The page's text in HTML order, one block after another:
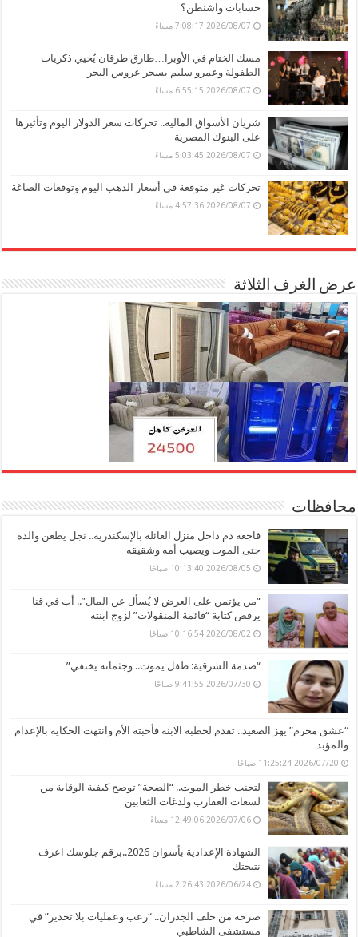
حسابات واشنطن؟
2026/08/07 7:08:17 مساءً
مسك الختام في الأوبرا…طارق طرقان يُحيي ذكريات
الطفولة وعمرو سليم يسحر عروس البحر
2026/08/07 6:55:15 مساءً
شريان الأسواق المالية.. تحركات سعر الدولار اليوم وتأثيرها
على البنوك المصرية
2026/08/07 5:03:45 مساءً
تحركات غير متوقعة في أسعار الذهب اليوم وتوقعات الصاغة
2026/08/07 4:57:36 مساءً
عرض الغرف الثلاثة
محافظات
فاجعة دم داخل منزل العائلة بالإسكندرية.. نجل يطعن والده
حتى الموت ويصيب أمه وشقيقه
2026/08/05 10:13:40 صباحًا
“من يؤتمن على العرض لا يُسأل عن المال”.. أب في قنا
يرفض كتابة “قائمة المنقولات” لزوج ابنته
2026/08/02 10:16:54 صباحًا
“صدمة الشرقية: طفل يموت.. وجثمانه يختفي”
2026/07/30 9:41:55 صباحًا
“عشق محرم” يهز الصعيد.. تقدم لخطبة الابنة فأحبته الأم وانتهت الحكاية بالإعدام
والمؤبد
2026/07/20 11:25:24 صباحًا
لتجنب خطر الموت.. “الصحة” توضح كيفية الوقاية من
لسعات العقارب ولدغات الثعابين
2026/07/06 12:49:06 مساءً
الشهادة الإعدادية بأسوان 2026..برقم جلوسك اعرف
نتيجتك
2026/06/24 2:26:43 مساءً
صرخة من خلف الجدران.. “رعب وعمليات بلا تخدير” في
مستشفى الشاطبي